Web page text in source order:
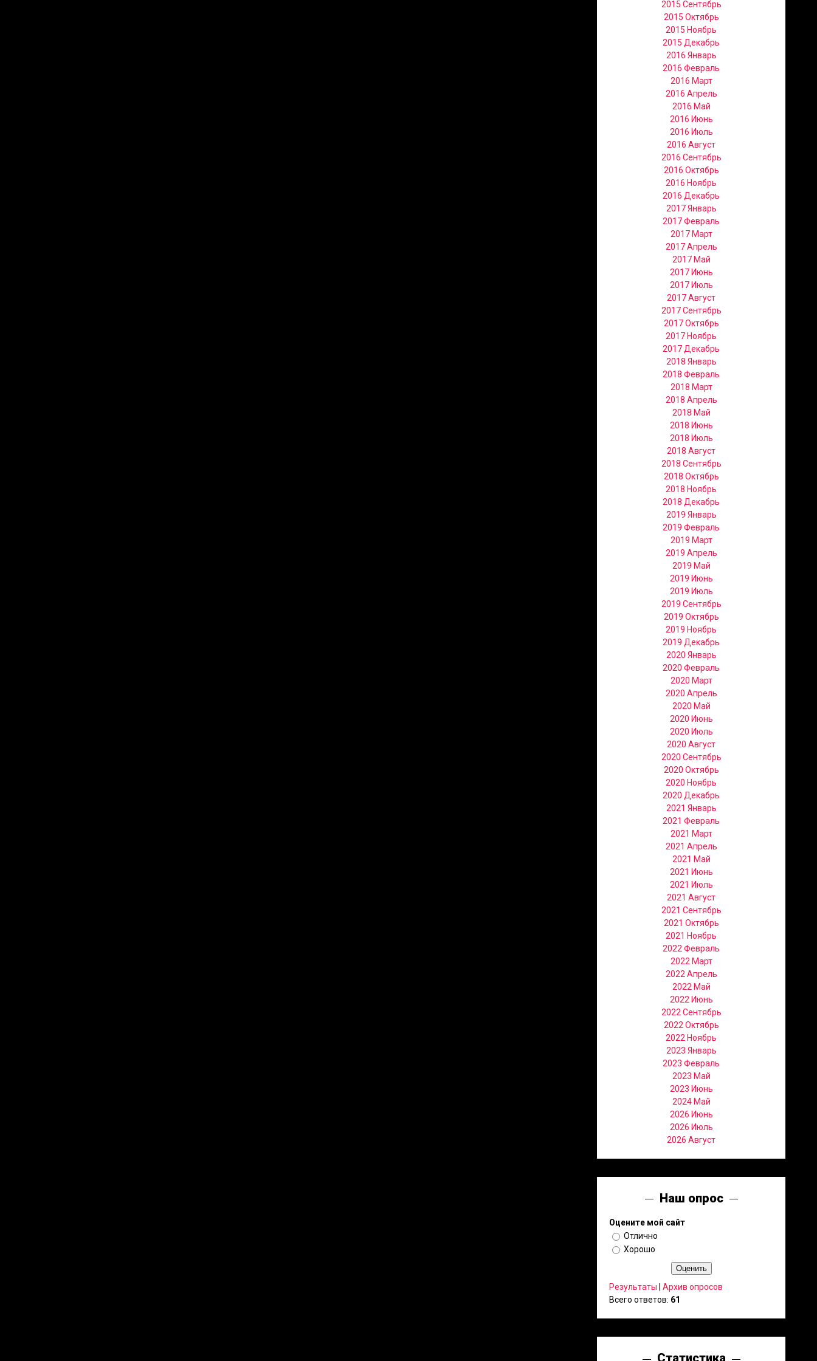
2015 Сентябрь
2015 Октябрь
2015 Ноябрь
2015 Декабрь
2016 Январь
2016 Февраль
2016 Март
2016 Апрель
2016 Май
2016 Июнь
2016 Июль
2016 Август
2016 Сентябрь
2016 Октябрь
2016 Ноябрь
2016 Декабрь
2017 Январь
2017 Февраль
2017 Март
2017 Апрель
2017 Май
2017 Июнь
2017 Июль
2017 Август
2017 Сентябрь
2017 Октябрь
2017 Ноябрь
2017 Декабрь
2018 Январь
2018 Февраль
2018 Март
2018 Апрель
2018 Май
2018 Июнь
2018 Июль
2018 Август
2018 Сентябрь
2018 Октябрь
2018 Ноябрь
2018 Декабрь
2019 Январь
2019 Февраль
2019 Март
2019 Апрель
2019 Май
2019 Июнь
2019 Июль
2019 Сентябрь
2019 Октябрь
2019 Ноябрь
2019 Декабрь
2020 Январь
2020 Февраль
2020 Март
2020 Апрель
2020 Май
2020 Июнь
2020 Июль
2020 Август
2020 Сентябрь
2020 Октябрь
2020 Ноябрь
2020 Декабрь
2021 Январь
2021 Февраль
2021 Март
2021 Апрель
2021 Май
2021 Июнь
2021 Июль
2021 Август
2021 Сентябрь
2021 Октябрь
2021 Ноябрь
2022 Февраль
2022 Март
2022 Апрель
2022 Май
2022 Июнь
2022 Сентябрь
2022 Октябрь
2022 Ноябрь
2023 Январь
2023 Февраль
2023 Май
2023 Июнь
2024 Май
2026 Июнь
2026 Июль
2026 Август
Наш опрос
Оцените мой сайт
Отлично
Хорошо
Результаты
Архив опросов
Всего ответов: 61